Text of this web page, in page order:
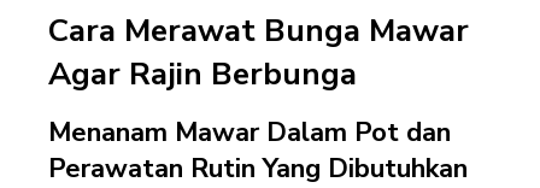
Cara Merawat Bunga Mawar
Agar Rajin Berbunga
Menanam Mawar Dalam Pot dan
Perawatan Rutin Yang Dibutuhkan